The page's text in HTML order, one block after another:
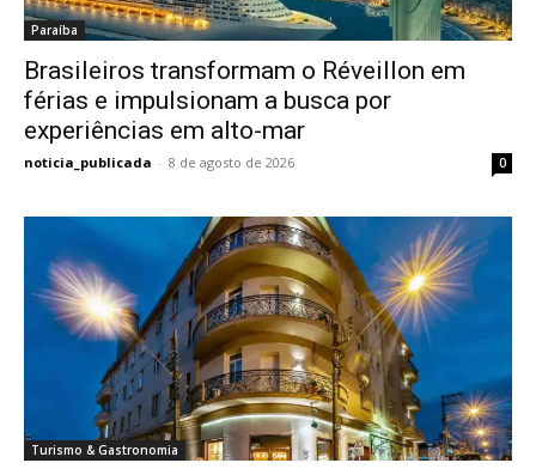
Paraíba
Brasileiros transformam o Réveillon em
férias e impulsionam a busca por
experiências em alto-mar
noticia_publicada - 8 de agosto de 2026 0
Turismo & Gastronomia